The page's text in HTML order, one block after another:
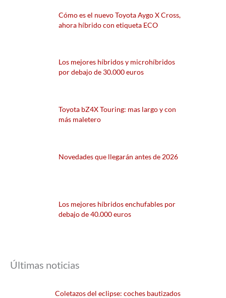
Cómo es el nuevo Toyota Aygo X Cross,
ahora híbrido con etiqueta ECO
Los mejores híbridos y microhíbridos
por debajo de 30.000 euros
Toyota bZ4X Touring: mas largo y con
más maletero
Novedades que llegarán antes de 2026
Los mejores híbridos enchufables por
debajo de 40.000 euros
Últimas noticias
Coletazos del eclipse: coches bautizados